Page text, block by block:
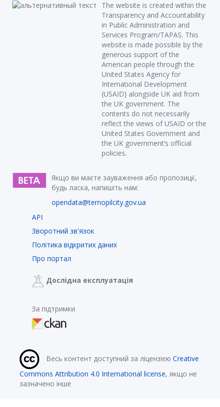
The website is created within the
Transparency and Accountability
in Public Administration and
Services Program/TAPAS. This
website is made possible by the
generous support of the
American people through the
United States Agency for
International Development
(USAID) alongside UK aid from
the UK government. The
contents do not necessarily
reflect the views of USAID or the
United States Government and
the UK government’s official
policies.
Якщо ви маєте зауваження або пропозиції,
будь ласка, напишіть нам:
opendata@ternopilcity.gov.ua
API
Зворотний зв'язок
Політика відкритих даних
Про портал
Дослідна експлуатація
За підтримки
Весь контент доступний за ліцензією Creative
Commons Attribution 4.0 International license, якщо не
зазначено інше